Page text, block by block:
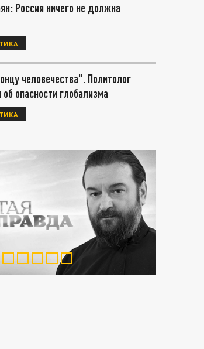
Россия ничего не должна
человечества". Политолог
опасности глобализма